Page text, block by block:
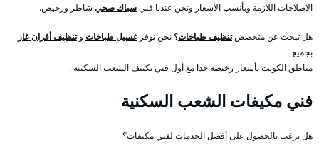
الاصلاحات اللازمة وبأنسب الأسعار ونحن عندنا فنيسباك صحي شاطر ورخيص.
هل تبحث عن متخصصتنظيف طباخات؟ نحن نوفرغسيل طباخات وتنظيف أفران غاز
بجميع
مناطق الكويت بأسعار رخيصة جدا مع أول فني تكييف الشعب السكنية .
فني مكيفات الشعب السكنية
هل ترغب بالحصول على أفضل الخدمات لفني مكيفات؟